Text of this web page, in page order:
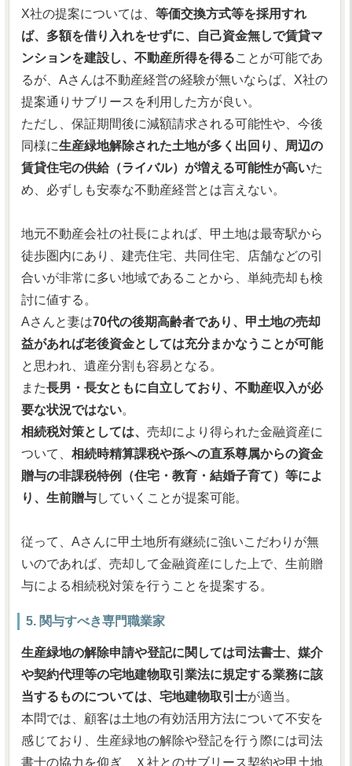
X社の提案については、 等価交換方式等を採用すれ
ば、多額を借り入れをせずに、自己資金無しで賃貸マ
ンションを建設し、不動産所得を得ることが可能であ
るが、Aさんは不動産経営の経験が無いならば、X社の
提案通りサブリースを利用した方が良い。
ただし、保証期間後に減額請求される可能性や、今後
同様に生産緑地解除された土地が多く出回り、周辺の
賃貸住宅の供給（ライバル）が増える可能性が高いた
め、必ずしも安泰な不動産経営とは言えない。
地元不動産会社の社長によれば、甲土地は最寄駅から
徒歩圏内にあり、建売住宅、共同住宅、店舗などの引
合いが非常に多い地域であることから、単純売却も検
討に値する。
Aさんと妻は70代の後期高齢者であり、甲土地の売却
益があれば老後資金としては充分まかなうことが可能
と思われ、遺産分割も容易となる。
また長男・長女ともに自立しており、不動産収入が必
要な状況ではない。
相続税対策としては、 売却により得られた金融資産に
ついて、 相続時精算課税や孫への直系尊属からの資金
贈与の非課税特例（住宅・教育・結婚子育て）等によ
り、生前贈与していくことが提案可能。
従って、Aさんに甲土地所有継続に強いこだわりが無
いのであれば、売却して金融資産にした上で、生前贈
与による相続税対策を行うことを提案する。
5. 関与すべき専門職業家
生産緑地の解除申請や登記に関しては司法書士、媒介
や契約代理等の宅地建物取引業法に規定する業務に該
当するものについては、宅地建物取引士が適当。
本問では、顧客は土地の有効活用方法について不安を
感じており、生産緑地の解除や登記を行う際には司法
書士の協力を仰ぎ、Ｘ社とのサブリース契約や甲土地